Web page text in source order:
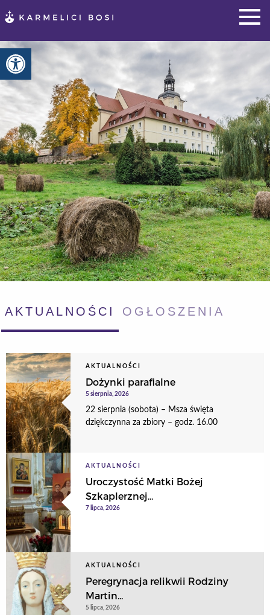
Otwórz pasek narzędzi
AKTUALNOŚCI OGŁOSZENIA
AKTUALNOŚCI
Dożynki parafialne
5 sierpnia, 2026
22 sierpnia (sobota) – Msza święta
dziękczynna za zbiory – godz. 16.00
AKTUALNOŚCI
Uroczystość Matki Bożej
Szkaplerznej...
7 lipca, 2026
AKTUALNOŚCI
Peregrynacja relikwii Rodziny
Martin...
5 lipca, 2026